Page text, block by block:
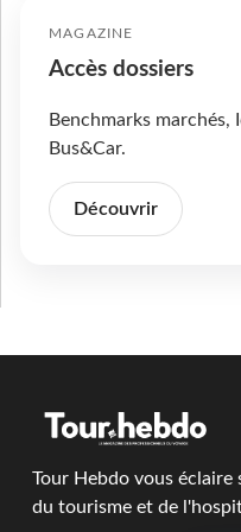
MAGAZINE
Accès dossiers
Benchmarks
Bus&Car.
Découvrir
Tour Hebdo vous éclaire
du tourisme et de